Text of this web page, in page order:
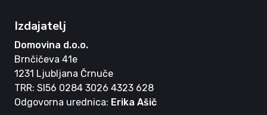
Izdajatelj
Domovina d.o.o.
Brnčičeva 41e
1231 Ljubljana Črnuče
TRR: SI56 0284 3026 4323 628
Odgovorna urednica: Erika Ašič